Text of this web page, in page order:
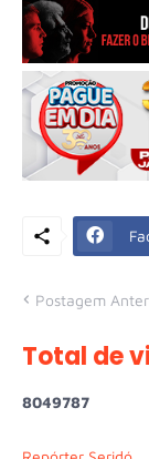
Postagem
Total de
8049787